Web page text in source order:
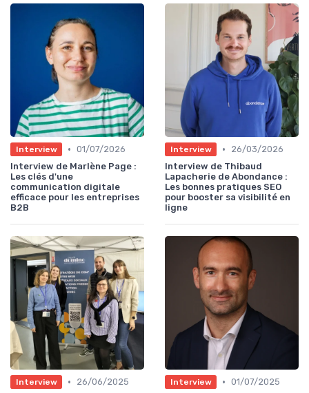
Interview • 01/07/2026
Interview de Marlène Page :
Les clés d'une
communication digitale
efficace pour les entreprises
B2B
Interview •
26/03/2026
Interview de Thibaud
Lapacherie de Abondance :
Les bonnes pratiques SEO
pour booster sa visibilité en
ligne
Interview •
26/06/2025
Interview • 01/07/2025